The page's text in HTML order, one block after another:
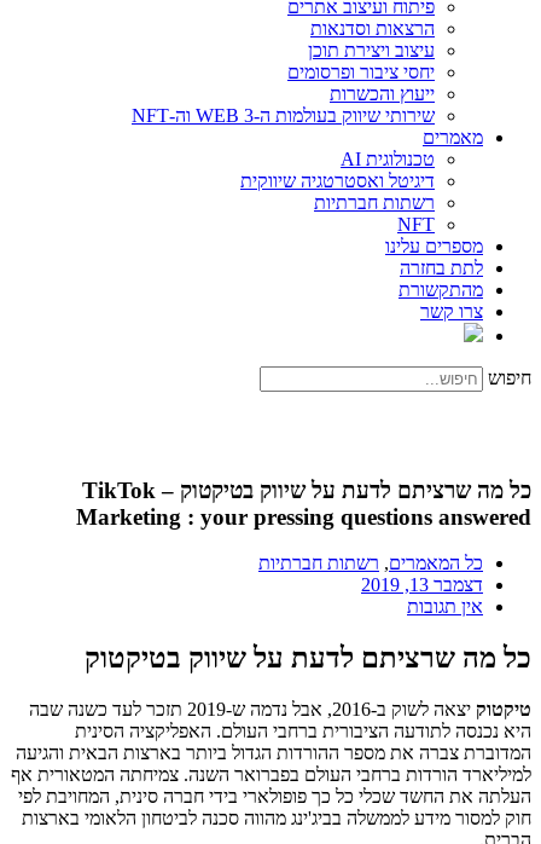
פיתוח ועיצוב אתרים
הרצאות וסדנאות
עיצוב ויצירת תוכן
יחסי ציבור ופרסומים
ייעוץ והכשרות
שירותי שיווק בעולמות ה-WEB 3 וה-NFT
מאמרים
טכנולוגית AI
דיגיטל ואסטרטגיה שיווקית
רשתות חברתיות
NFT
מספרים עלינו
לתת בחזרה
מהתקשורת
צרו קשר
חיפוש
כל מה שרציתם לדעת על שיווק בטיקטוק – TikTok
Marketing : your pressing questions answered
כל המאמרים, רשתות חברתיות
דצמבר 13, 2019
אין תגובות
כל מה שרציתם לדעת על שיווק בטיקטוק
טיקטוק
יצאה לשוק ב-2016, אבל נדמה ש-2019 תזכר לעד כשנה שבה
היא נכנסה לתודעה הציבורית ברחבי העולם. האפליקציה הסינית
המדוברת צברה את מספר ההורדות הגדול ביותר בארצות הבאית והגיעה
למיליארד הורדות ברחבי העולם בפברואר השנה. צמיחתה המטאורית אף
העלתה את החשד שכלי כל כך פופולארי בידי חברה סינית, המחויבת לפי
חוק למסור מידע לממשלה בביג'ינג מהווה סכנה לביטחון הלאומי בארצות